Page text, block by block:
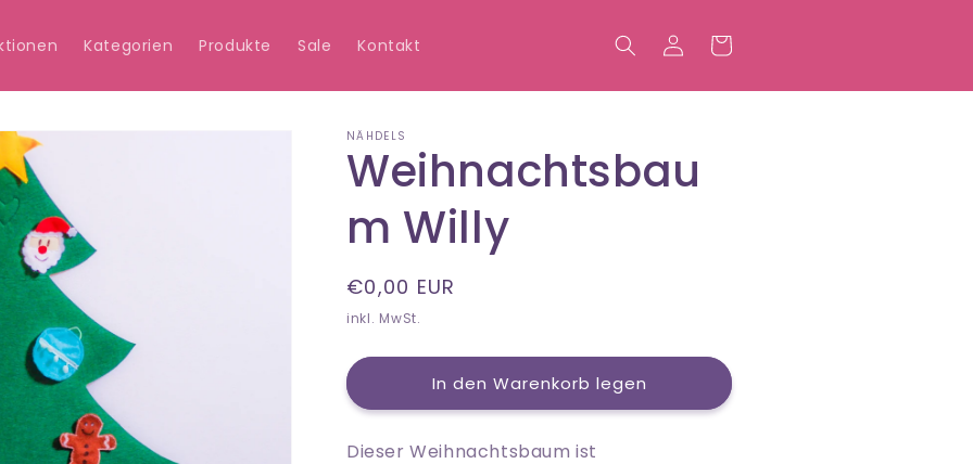
Kategorien Produkte Sale Kontakt EinloggenWarenkorb
NÄHDELS
Weihnachtsbau
m Willy
Normaler
Preis
€0,00 EUR
inkl. MwSt.
In den Warenkorb legen
Dieser Weihnachtsbaum ist